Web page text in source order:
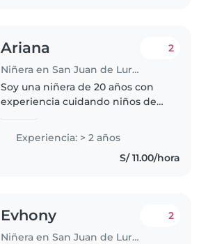
Ariana
Niñera en San Juan de Lurigancho
2
Soy una niñera de 20 años con
experiencia cuidando niños de
paciente y muy atenta con ellos.
Me gusta acompañarlos con
juegos, cuentos y actividades..
Experiencia: > 2 años
S/ 11.00/hora
Evhony
Niñera en San Juan de Lurigancho
2